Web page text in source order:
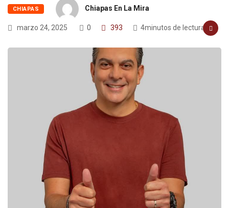
CHIAPAS Chiapas En La Mira
marzo 24, 2025 0 393 4minutos de lectura